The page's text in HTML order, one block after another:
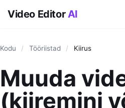
Video EditorAI
Kodu / Tööriistad / Kiirus
Muuda
(kiiremini